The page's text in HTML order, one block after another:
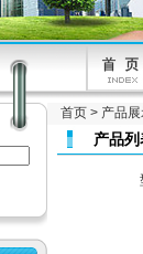
首页 > 产品
产品列